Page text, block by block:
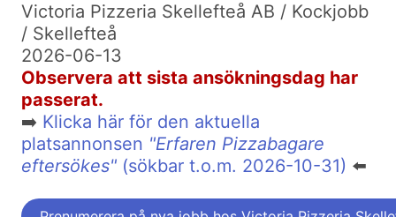
Victoria Pizzeria Skellefteå AB / Kockjobb
/ Skellefteå
2026-06-13
Observera att sista ansökningsdag har
passerat.
➡️ Klicka här för den aktuella
platsannonsen "Erfaren Pizzabagare
eftersökes" (sökbar t.o.m. 2026-10-31) ⬅️